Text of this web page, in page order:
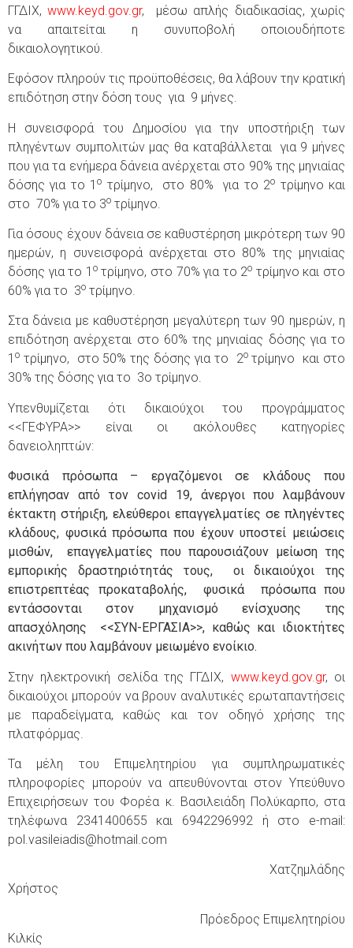
ΓΓΔΙΧ,www.keyd.gov.gr, μέσω απλής διαδικασίας, χωρίς
να απαιτείται η συνυποβολή οποιουδήποτε
δικαιολογητικού.
Εφόσον πληρούν τις προϋποθέσεις, θα λάβουν την κρατική
επιδότηση στην δόση τους για 9 μήνες.
Η συνεισφορά του Δημοσίου για την υποστήριξη των
πληγέντων συμπολιτών μας θα καταβάλλεται για 9 μήνες
που για τα ενήμερα δάνεια ανέρχεται στο 90% της μηνιαίας
δόσης για το 1ο τρίμηνο, στο 80% για το 2ο τρίμηνο και
στο 70% για το 3ο τρίμηνο.
Για όσους έχουν δάνεια σε καθυστέρηση μικρότερη των 90
ημερών, η συνεισφορά ανέρχεται στο 80% της μηνιαίας
δόσης για το 1 οτρίμηνο, στο 70% για το 2ο τρίμηνο και στο
60% για το 3ο τρίμηνο.
Στα δάνεια με καθυστέρηση μεγαλύτερη των 90 ημερών, η
επιδότηση ανέρχεται στο 60% της μηνιαίας δόσης για το
1 ο τρίμηνο, στο 50% της δόσης για το 2οτρίμηνο και στο
30% της δόσης για το 3ο τρίμηνο.
Υπενθυμίζεται ότι δικαιούχοι του προγράμματος
<<ΓΕΦΥΡΑ>> είναι οι ακόλουθες κατηγορίες
δανειοληπτών:
Φυσικά πρόσωπα – εργαζόμενοι σε κλάδους που
επλήγησαν από τονcovid
19, άνεργοι που λαμβάνουν
έκτακτη στήριξη, ελεύθεροι επαγγελματίες σε πληγέντες
κλάδους, φυσικά πρόσωπα που έχουν υποστεί μειώσεις
μισθών, επαγγελματίες που παρουσιάζουν μείωση της
εμπορικής δραστηριότητάς τους, οι δικαιούχοι της
επιστρεπτέας προκαταβολής, φυσικά πρόσωπα που
εντάσσονται στον μηχανισμό ενίσχυσης της
απασχόλησης <<ΣΥΝ-ΕΡΓΑΣΙΑ>>, καθώς και ιδιοκτήτες
ακινήτων που λαμβάνουν μειωμένο ενοίκιο.
Στην ηλεκτρονική σελίδα της ΓΓΔΙΧ, www.keyd.gov.gr, οι
δικαιούχοι μπορούν να βρουν αναλυτικές ερωταπαντήσεις
με παραδείγματα, καθώς και τον οδηγό χρήσης της
πλατφόρμας.
Τα μέλη του Επιμελητηρίου για συμπληρωματικές
πληροφορίες μπορούν να απευθύνονται στον Υπεύθυνο
Επιχειρήσεων του Φορέα κ. Βασιλειάδη Πολύκαρπο, στα
τηλέφωνα 2341400655 και 6942296992 ή στο e-mail:
pol.vasileiadis@hotmail.com
Χατζημλάδης
Χρήστος
Πρόεδρος Επιμελητηρίου
Κιλκίς